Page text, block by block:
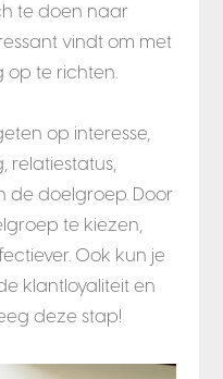
te doen naar
vindt om met
op te richten.
op interesse,
relatiestatus,
de doelgroep. Door
te kiezen,
Ook kun je
klantloyaliteit en
deze stap!